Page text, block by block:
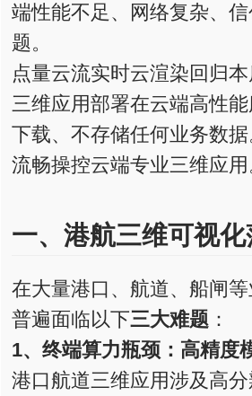
端性能不足、网络复杂、
题。
点量云流实时云渲染回归
三维应用部署在云端高性
下载、不存储任何业务数
流畅操控云端专业三维应用
一、港航三维可视
在大量港口、航道、船闸
普遍面临以下三大难题 ：
1、终端算力瓶颈 ： 高精度
港口航道三维应用涉及高